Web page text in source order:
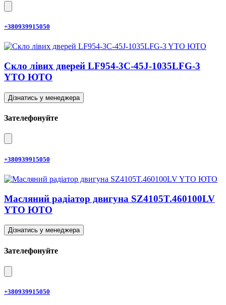
+380939915050
Скло лівих дверей LF954-3C-45J-1035LFG-3
YTO ЮТО
Дізнатись у менеджера
Зателефонуйте
+380939915050
Масляний радіатор двигуна SZ4105T.460100LV
YTO ЮТО
Дізнатись у менеджера
Зателефонуйте
+380939915050